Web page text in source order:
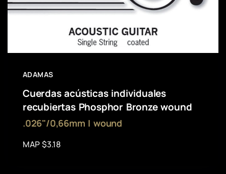
ADAMAS
Cuerdas acústicas individuales
recubiertas Phosphor Bronze wound
.026"/0,66mm | wound
MAP $3.18